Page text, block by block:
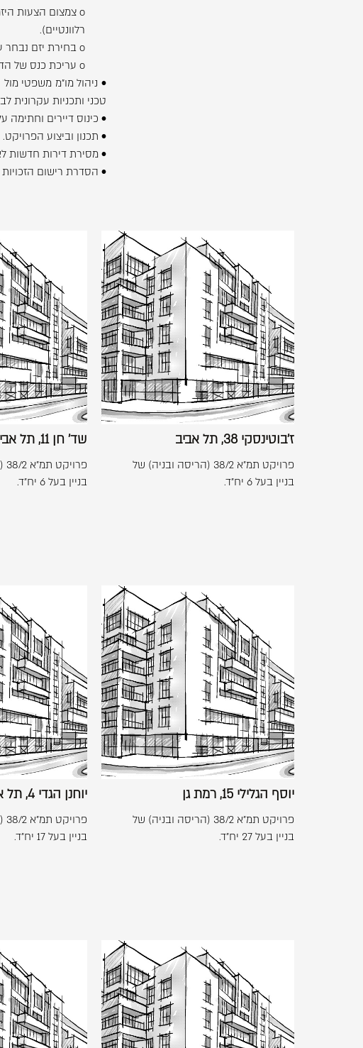
רלוונטיים).
o בחירת יזם נבחר על ידי הנציגות.
o עריכת כנס של הדיירים עם היזם הנבחר.
• ניהול מו"מ משפטי
טכני ותכניות עקרונית
• כינוס דיירים
• תכנון וביצוע הפרויקט.
• מסירת דירות חדשות
• הסדרת רישום
לפתיחת
התמונה
בגדול
ז'בוטינסקי
38,
תל
אביב
ז'בוטינסקי 38, תל אביב
פרויקט תמ"א 38/2 (הריסה ובניה) של
בניין בעל 6 יח"ד.
שד' חן 11, תל אביב
בניין בעל 6 יח"ד.
לפתיחת
התמונה
בגדול
יוסף
הגלילי
15,
רמת
גן
יוסף הגלילי 15, רמת גן
פרויקט תמ"א 38/2 (הריסה ובניה) של
בניין בעל 27 יח"ד.
יוחנן הגדי 4, תל אביב
בניין בעל 17 יח"ד.
לפתיחת
התמונה
בגדול
דובנוב